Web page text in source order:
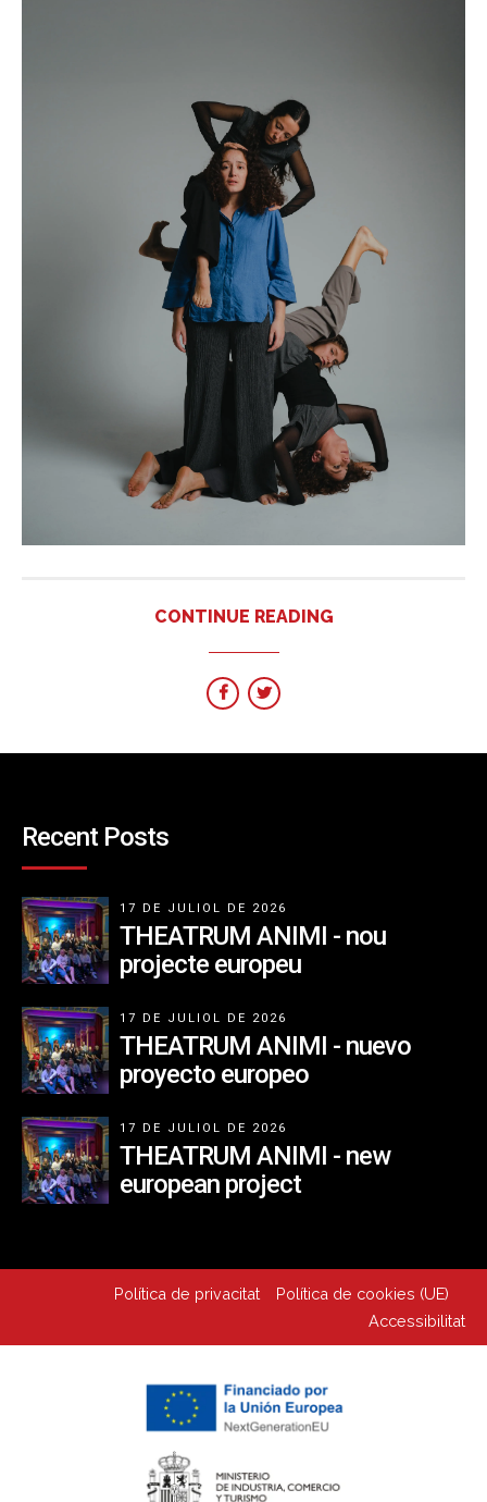
CONTINUE READING
Recent Posts
17 DE JULIOL DE 2026
THEATRUM ANIMI - nou
projecte europeu
17 DE JULIOL DE 2026
THEATRUM ANIMI - nuevo
proyecto europeo
17 DE JULIOL DE 2026
THEATRUM ANIMI - new
european project
Política de privacitat
Política de cookies (UE)
Accessibilitat